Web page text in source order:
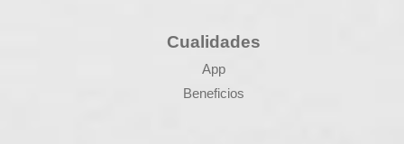
Cualidades
App
Beneficios